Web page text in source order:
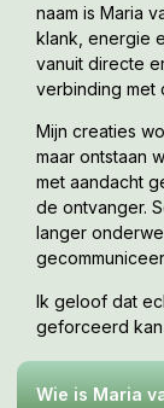
naam is Maria
klank, energie
vanuit directe
verbinding met
Mijn creaties
maar ontstaan
met aandacht
de ontvanger.
langer
Ik geloof dat
geforceerd
Wie is Maria